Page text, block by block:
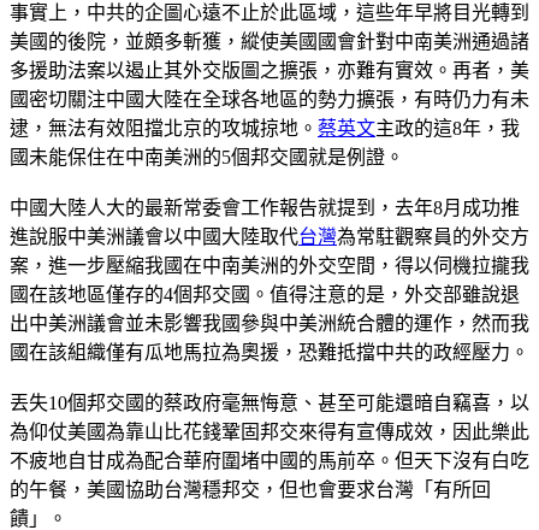
事實上，中共的企圖心遠不止於此區域，這些年早將目光轉到
美國的後院，並頗多斬獲，縱使美國國會針對中南美洲通過諸
多援助法案以遏止其外交版圖之擴張，亦難有實效。再者，美
國密切關注中國大陸在全球各地區的勢力擴張，有時仍力有未
逮，無法有效阻擋北京的攻城掠地。 蔡英文主政的這8年，我
國未能保住在中南美洲的5個邦交國就是例證。
中國大陸人大的最新常委會工作報告就提到，去年8月成功推
進說服中美洲議會以中國大陸取代台灣為常駐觀察員的外交方
案，進一步壓縮我國在中南美洲的外交空間，得以伺機拉攏我
國在該地區僅存的4個邦交國。值得注意的是，外交部雖說退
出中美洲議會並未影響我國參與中美洲統合體的運作，然而我
國在該組織僅有瓜地馬拉為奧援，恐難抵擋中共的政經壓力。
丟失10個邦交國的蔡政府毫無悔意、甚至可能還暗自竊喜，以
為仰仗美國為靠山比花錢鞏固邦交來得有宣傳成效，因此樂此
不疲地自甘成為配合華府圍堵中國的馬前卒。但天下沒有白吃
的午餐，美國協助台灣穩邦交，但也會要求台灣「有所回
饋」。